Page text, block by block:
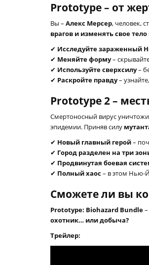
Prototype – от
Вы – Алекс Мерсер, человек,
врагов и изменять свое тело
✔ Исследуйте зараженный
✔ Меняйте форму–
✔ Используйте сверхсилу–
✔ Раскройте правду–
Prototype 2 –
Смертоносный вирус
эпидемии. Приняв силу
✔ Новый главный герой–
✔ Город разделен на три
✔ Продвинутая боевая
✔ Полный хаос– в этом Нью-
Сможете ли вы
Prototype: Biohazard Bundle
охотник… или добыча?
Трейлер: